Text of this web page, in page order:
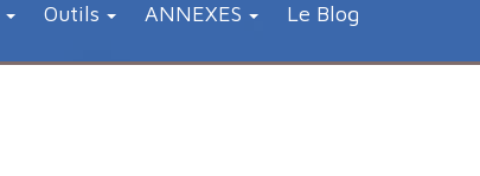
Outils ANNEXES Le Blog